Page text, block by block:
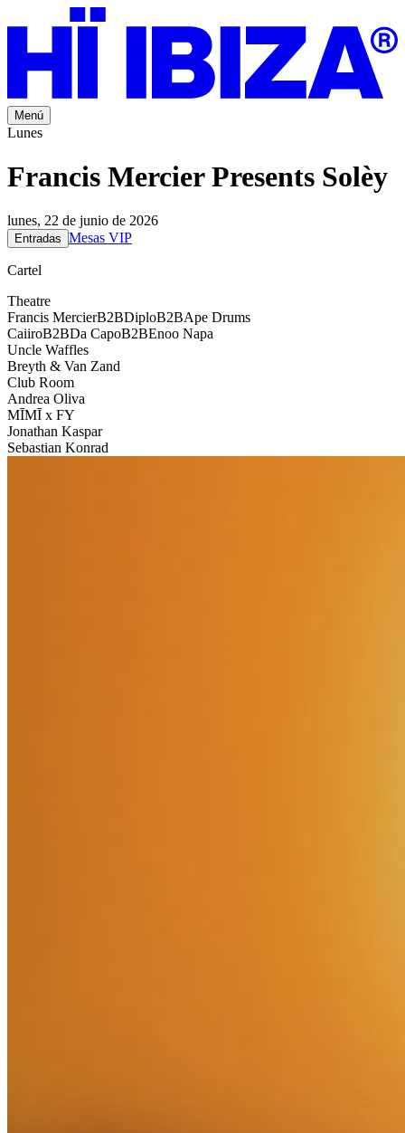
Menú
Lunes
Francis Mercier Presents Solèy
lunes, 22 de junio de 2026
Entradas Mesas VIP
Cartel
Theatre
Francis MercierB2BDiploB2BApe Drums
CaiiroB2BDa CapoB2BEnoo Napa
Uncle Waffles
Breyth & Van Zand
Club Room
Andrea Oliva
MĪMĪ x FY
Jonathan Kaspar
Sebastian Konrad